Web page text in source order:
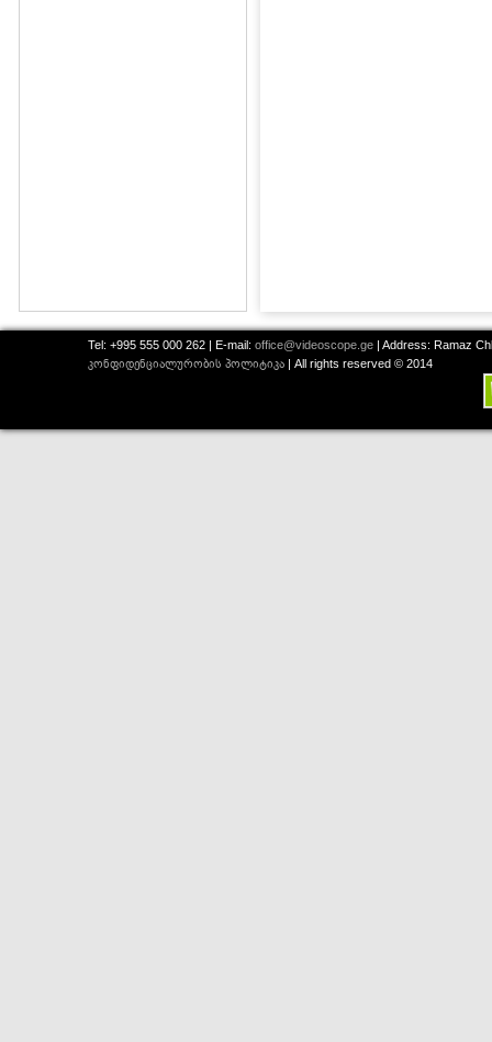
Tel: +995 555 000 262 | E-mail: office@videoscope.ge | Address: Ramaz
კონფიდენციალურობის პოლიტიკა | All rights reserved © 2014